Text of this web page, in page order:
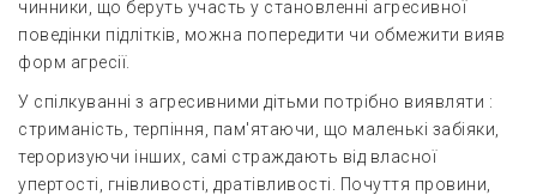
чинники, що беруть участь у становленні агресивної
поведінки підлітків, можна попередити чи обмежити вияв
форм агресії.
У спілкуванні з агресивними дітьми потрібно виявляти :
стриманість, терпіння, пам'ятаючи, що маленькі забіяки,
тероризуючи інших, самі страждають від власної
упертості, гнівливості, дратівливості. Почуття провини,